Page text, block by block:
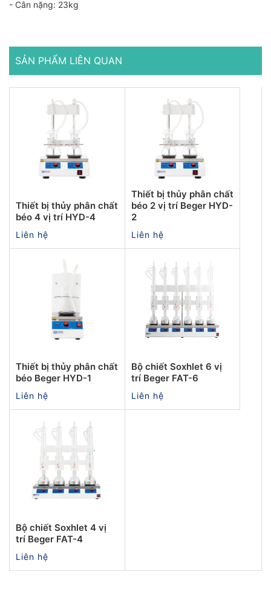
- Cân nặng: 23kg
SẢN PHẨM LIÊN QUAN
Thiết bị thủy phân chất
béo 4 vị trí HYD-4
Liên hệ
Thiết bị thủy phân chất
béo 2 vị trí Beger HYD-
2
Liên hệ
Thiết bị thủy phân chất
béo Beger HYD-1
Liên hệ
Bộ chiết Soxhlet 6 vị
trí Beger FAT-6
Liên hệ
Bộ chiết Soxhlet 4 vị
trí Beger FAT-4
Liên hệ